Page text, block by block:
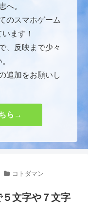
へ。
のスマホゲーム
ます！
、反映まで少々
追加をお願いし
ら→
コトダマン
文字や７文字